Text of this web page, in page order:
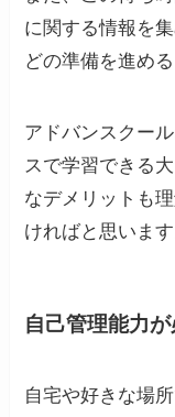
に関する情報を
どの準備を進め
アドバンスクー
スで学習できる
なデメリットも
ければと思います
自己管理能力
自宅や好きな場